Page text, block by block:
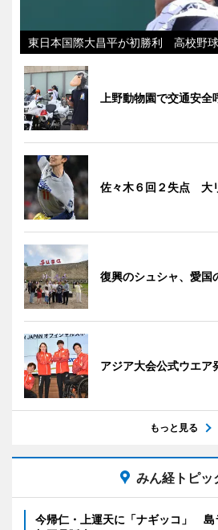
東日本国際大昌平が初勝利 高校野球
上野動物園で交通安全
佐々木６回２失点 大
復興のシュシャ、愛
アジア大会公式ウエ
もっと見る
みん経トピッ
今帰仁・上運天に「ナギッコ」 島